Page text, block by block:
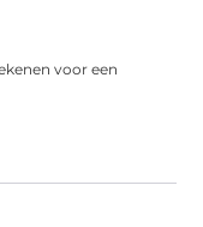
voor een